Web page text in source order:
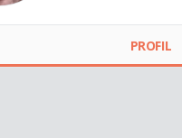
PROFIL